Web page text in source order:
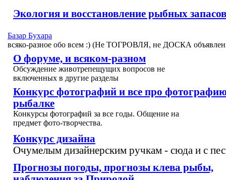
Экология и восстановление рыбных запасов
Базар Бухара
всяко-разное обо всем :) (Не ТОГРОВЛЯ, не ДОСКА
О форуме, и всяком-разном
Обсуждение животрепещущих вопросов не
включенных в другие разделы
Конкурс фотографий и все про
рыбалке
Конкурсы фотографий за все годы. Общение на
предмет фото-творчества.
Конкурс дизайна
Очумелым дизайнерским ручкам - сюда и с
Прогнозы погоды, прогнозы клева рыбы,